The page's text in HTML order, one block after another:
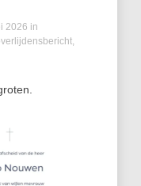
2026 in
,